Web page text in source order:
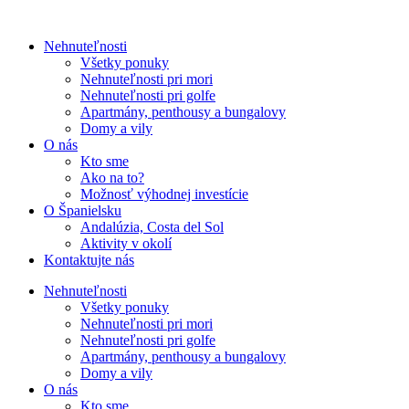
Nehnuteľnosti
Všetky ponuky
Nehnuteľnosti pri mori
Nehnuteľnosti pri golfe
Apartmány, penthousy a bungalovy
Domy a vily
O nás
Kto sme
Ako na to?
Možnosť výhodnej investície
O Španielsku
Andalúzia, Costa del Sol
Aktivity v okolí
Kontaktujte nás
Nehnuteľnosti
Všetky ponuky
Nehnuteľnosti pri mori
Nehnuteľnosti pri golfe
Apartmány, penthousy a bungalovy
Domy a vily
O nás
Kto sme